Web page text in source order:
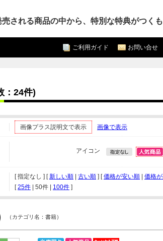
される商品の中から、特別な特典がつく
お問い合せ
ご利用ガイド
24件)
画像プラス説明文で表示 画像で表示
アイコン
[ 指定なし ] [新しい順 古い順 ] [価格が安い順 価格
[ 25件 50件 100件 ]
（カテゴリ名：書籍）